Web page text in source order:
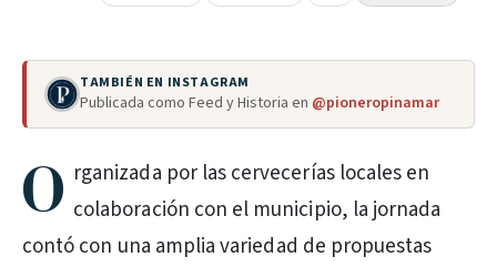
TAMBIÉN EN INSTAGRAM
Publicada como Feed y Historia en @pioneropinamar
O rganizada por las cervecerías locales en
colaboración con el municipio, la jornada
contó con una amplia variedad de propuestas